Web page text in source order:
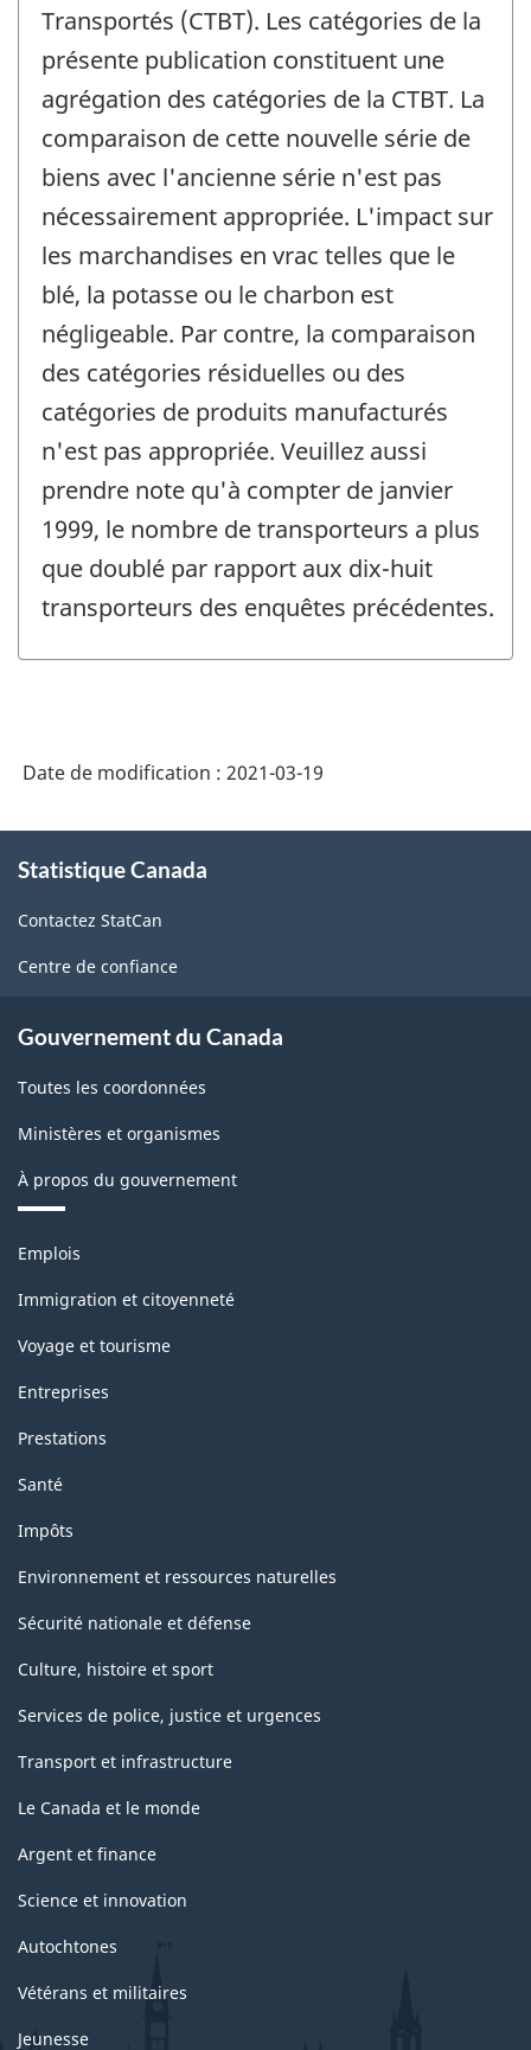
Transportés (CTBT). Les catégories de la
présente publication constituent une
agrégation des catégories de la CTBT. La
comparaison de cette nouvelle série de
biens avec l'ancienne série n'est pas
nécessairement appropriée. L'impact sur
les marchandises en vrac telles que le
blé, la potasse ou le charbon est
négligeable. Par contre, la comparaison
des catégories résiduelles ou des
catégories de produits manufacturés
n'est pas appropriée. Veuillez aussi
prendre note qu'à compter de janvier
1999, le nombre de transporteurs a plus
que doublé par rapport aux dix-huit
transporteurs des enquêtes précédentes.
Date de modification : 2021-03-19
propos
ce
site
Statistique Canada
Contactez StatCan
Centre de confiance
Gouvernement du Canada
Toutes les coordonnées
Ministères et organismes
À propos du gouvernement
Thèmes
sujets
Emplois
Immigration et citoyenneté
Voyage et tourisme
Entreprises
Prestations
Santé
Impôts
Environnement et ressources naturelles
Sécurité nationale et défense
Culture, histoire et sport
Services de police, justice et urgences
Transport et infrastructure
Le Canada et le monde
Argent et finance
Science et innovation
Autochtones
Vétérans et militaires
Jeunesse